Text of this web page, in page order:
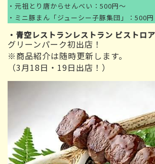
・元祖とり唐からせんべい：500円～
・ミニ豚まん「ジューシー子豚集団」：500
・ 青空レストランレストラン ビストロ
グリーンパーク初出店！
※商品紹介は随時更新します。
（3月18日・19日出店！）